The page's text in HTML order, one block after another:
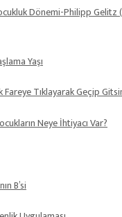
Dönemi-Philipp Gelitz
Yaşı
Fareye Tıklayarak Geçip
Neye İhtiyacı Var?
B’si